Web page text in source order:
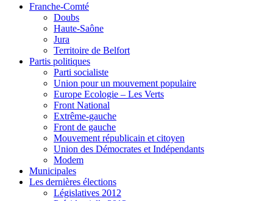
Franche-Comté
Doubs
Haute-Saône
Jura
Territoire de Belfort
Partis politiques
Parti socialiste
Union pour un mouvement populaire
Europe Ecologie – Les Verts
Front National
Extrême-gauche
Front de gauche
Mouvement républicain et citoyen
Union des Démocrates et Indépendants
Modem
Municipales
Les dernières élections
Législatives 2012